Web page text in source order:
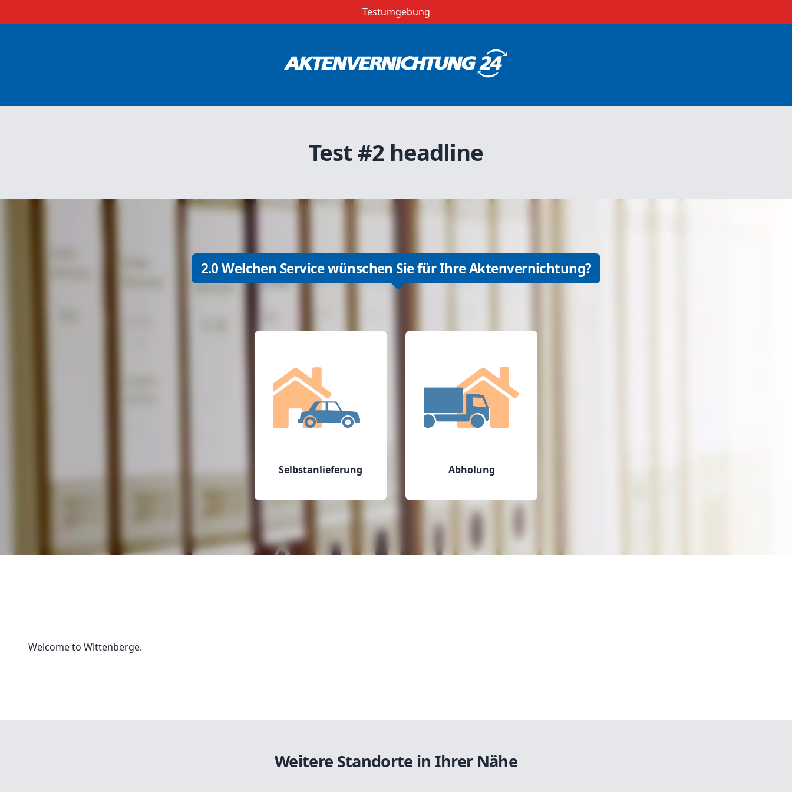
Testumgebung
Test #2 headline
2.0 Welchen Service wünschen Sie für Ihre Aktenvernichtung?
Selbstanlieferung Abholung
Welcome to Wittenberge.
Weitere Standorte in Ihrer Nähe